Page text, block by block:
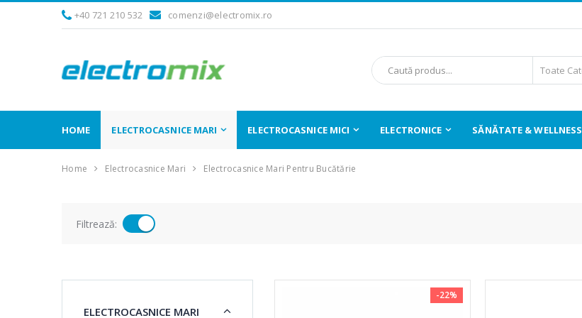
+40 721 210 532 comenzi@electromix.ro
HOME ELECTROCASNICE MARI ELECTROCASNICE MICI ELECTRONICE SĂNĂTATE & WELLNESS
Home Electrocasnice Mari Electrocasnice Mari Pentru Bucătărie
Filtrează:
-22%
ELECTROCASNICE MARI